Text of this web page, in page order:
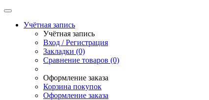
Учётная запись
Учётная запись
Вход / Регистрация
Закладки (0)
Сравнение товаров (0)
Оформление заказа
Корзина покупок
Оформление заказа